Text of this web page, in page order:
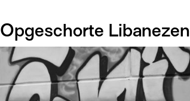
Libanezen